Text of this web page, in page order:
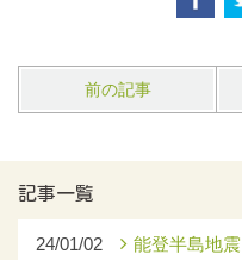
前の記事
記事一覧
24/01/02 能登半島地震